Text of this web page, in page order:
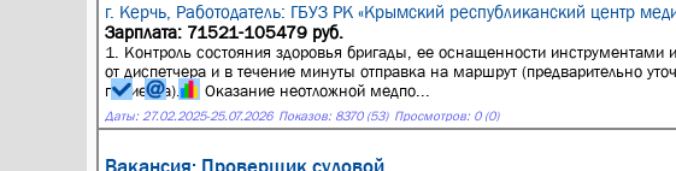
г. Керчь, Работодатель: ГБУЗ РК «Крымский республиканский центр
Зарплата: 71521-105479 руб.
1. Контроль состояния здоровья бригады, ее оснащенности
от диспетчера и в течение минуты отправка на маршрут (предварительно
пациента). 3. Оказание неотложной медпо...
Даты: 27.02.2025-25.07.2026 Показов: 8370 (53) Просмотров: 0 (0)
Вакансия: Проверщик судовой